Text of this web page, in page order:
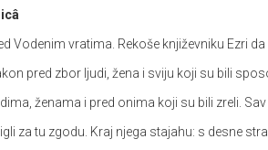
Vodenim vratima. Rekoše književniku Ezri
pred zbor ljudi, žena i sviju koji su bili
ženama i pred onima koji su bili zreli.
za tu zgodu. Kraj njega stajahu: s desne